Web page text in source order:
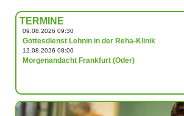
TERMINE
09.08.2026 09:30
Gottesdienst Lehnin in der Reha-Klinik
12.08.2026 08:00
Morgenandacht Frankfurt (Oder)